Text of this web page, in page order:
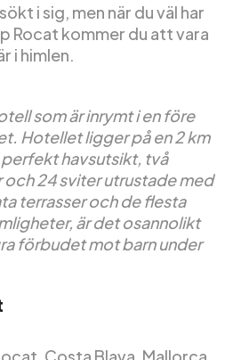
i sig, men när du väl har
Rocat kommer du att vara
i himlen.
som är inrymt i en före
Hotellet ligger på en 2 km
havsutsikt, två
24 sviter utrustade med
terrasser och de flesta
är det osannolikt
förbudet mot barn under
Costa Blava, Mallorca,